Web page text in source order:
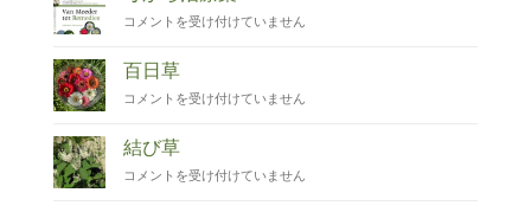
Van
tot
Remedies
は
コメントを受け付けていません
百日草
Zinnia
コメントを受け付けていません
結び草
Duizendknoop
コメントを受け付けていません